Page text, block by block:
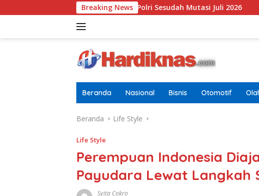
ke
Breaking News
Di Pusdokkes Polri Sesudah Mutasi Juli 2026 AS-China
Beranda Nasional Bisnis Otomotif
Beranda Life Style
Life Style
Perempuan Indonesia
Payudara Lewat Langkah
Syita Cokro